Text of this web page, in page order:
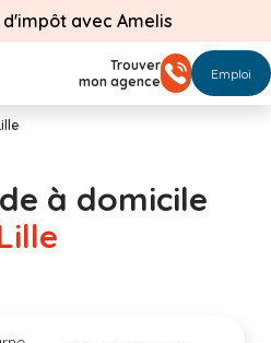
avec Amelis
Trouver
mon agence
Emploi
à domicile